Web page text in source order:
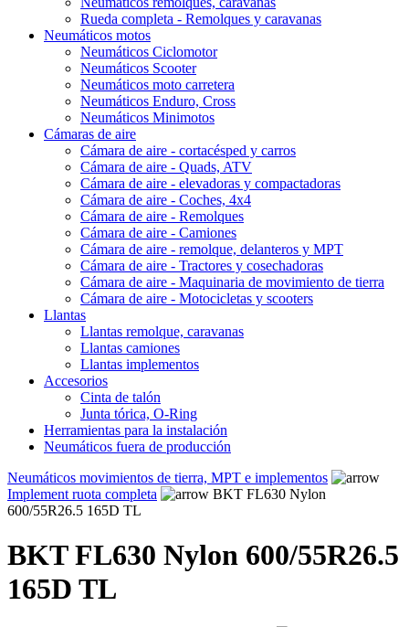
Rueda completa - Remolques y caravanas
Neumáticos motos
Neumáticos Ciclomotor
Neumáticos Scooter
Neumáticos moto carretera
Neumáticos Enduro, Cross
Neumáticos Minimotos
Cámaras de aire
Cámara de aire - cortacésped y carros
Cámara de aire - Quads, ATV
Cámara de aire - elevadoras y compactadoras
Cámara de aire - Coches, 4x4
Cámara de aire - Remolques
Cámara de aire - Camiones
Cámara de aire - remolque, delanteros y MPT
Cámara de aire - Tractores y cosechadoras
Cámara de aire - Maquinaria de movimiento de tierra
Cámara de aire - Motocicletas y scooters
Llantas
Llantas remolque, caravanas
Llantas camiones
Llantas implementos
Accesorios
Cinta de talón
Junta tórica, O-Ring
Herramientas para la instalación
Neumáticos fuera de producción
Neumáticos movimientos de tierra, MPT e implementos
Implement ruota completa
BKT FL630 Nylon
600/55R26.5 165D TL
BKT FL630 Nylon 600/55R26.5
165D TL